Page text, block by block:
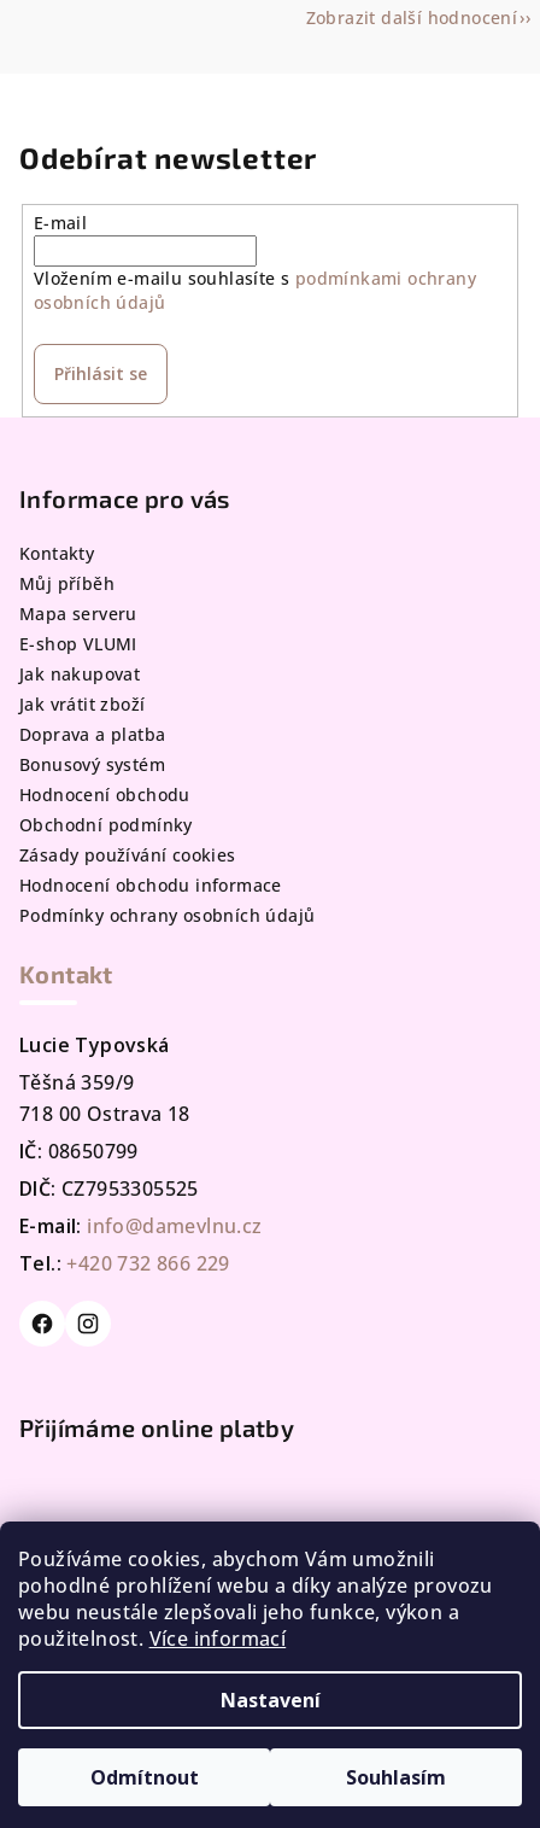
Používáme cookies, abychom Vám umožnili
pohodlné prohlížení webu a díky analýze provozu
webu neustále zlepšovali jeho funkce, výkon a
použitelnost. Více informací
Nastavení
Odmítnout Souhlasím
Zobrazit další hodnocení
Odebírat newsletter
E-mail
Vložením e-mailu souhlasíte s podmínkami ochrany
osobních údajů
Přihlásit se
Informace pro vás
Kontakty
Můj příběh
Mapa serveru
E-shop VLUMI
Jak nakupovat
Jak vrátit zboží
Doprava a platba
Bonusový systém
Hodnocení obchodu
Obchodní podmínky
Zásady používání cookies
Hodnocení obchodu informace
Podmínky ochrany osobních údajů
Kontakt
Lucie Typovská
Těšná 359/9
718 00 Ostrava 18
IČ: 08650799
DIČ: CZ7953305525
E-mail: info@damevlnu.cz
Tel.: +420 732 866 229
Přijímáme online platby
Facebook
Upravit nastavení cookies
Vytvořil Shoptet
5 % SLEVA na první nákup